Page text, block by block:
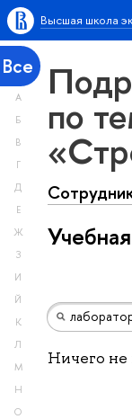
Высшая школа
Все
А
Б
В
Г
Д
Е
Ж
З
И
Й
К
Л
М
Н
О
по
Ничего не